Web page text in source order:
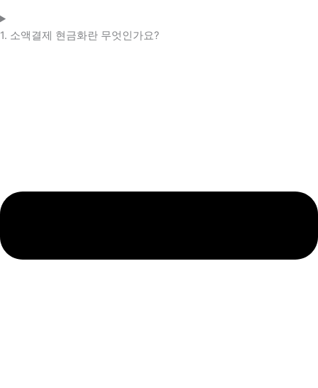
1. 소액결제 현금화란 무엇인가요?